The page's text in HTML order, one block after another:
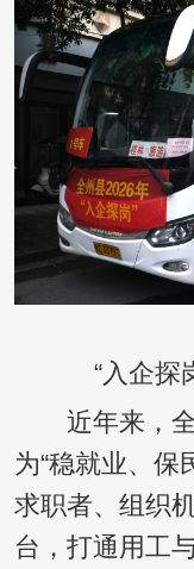
“入企探
近年来，全
为“稳就业、保
求职者、组织
台，打通用工